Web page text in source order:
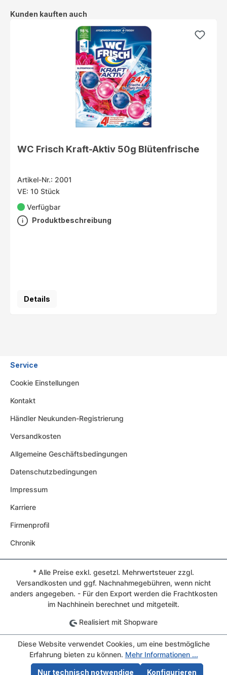
Produktgalerie überspringen
Kunden kauften auch
WC Frisch Kraft-Aktiv 50g Blütenfrische
Artikel-Nr.: 2001
VE: 10 Stück
Verfügbar
Produktbeschreibung
Details
Service
Cookie Einstellungen
Kontakt
Händler Neukunden-Registrierung
Versandkosten
Allgemeine Geschäftsbedingungen
Datenschutzbedingungen
Impressum
Karriere
Firmenprofil
Chronik
* Alle Preise exkl. gesetzl. Mehrwertsteuer zzgl.
Versandkosten und ggf. Nachnahmegebühren, wenn nicht
anders angegeben. - Für den Export werden die Frachtkosten
im Nachhinein berechnet und mitgeteilt.
Realisiert mit Shopware
Diese Website verwendet Cookies, um eine bestmögliche
Erfahrung bieten zu können. Mehr Informationen ...
Nur technisch notwendige Konfigurieren